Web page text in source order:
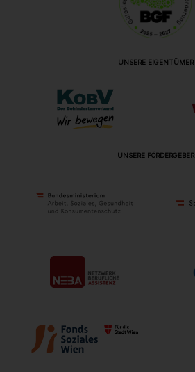
UNSERE EIGENTÜMER
UNSERE FÖRDERGEBER